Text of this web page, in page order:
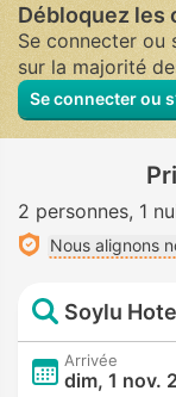
Débloquez les
Se connecter ou
sur la majorité
Se connecter ou
2 personnes 1
Nous alignons
Soylu
Arrivée
dim, 1 nov.